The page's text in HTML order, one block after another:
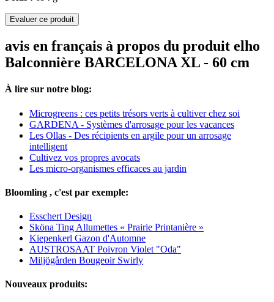
Evaluer ce produit
avis en français à propos du produit elho
Balconnière BARCELONA XL - 60 cm
À lire sur notre blog:
Microgreens : ces petits trésors verts à cultiver chez soi
GARDENA - Systèmes d'arrosage pour les vacances
Les Ollas - Des récipients en argile pour un arrosage
intelligent
Cultivez vos propres avocats
Les micro-organismes efficaces au jardin
Bloomling , c'est par exemple:
Esschert Design
Sköna Ting Allumettes « Prairie Printanière »
Kiepenkerl Gazon d'Automne
AUSTROSAAT Poivron Violet "Oda"
Miljögården Bougeoir Swirly
Nouveaux produits: